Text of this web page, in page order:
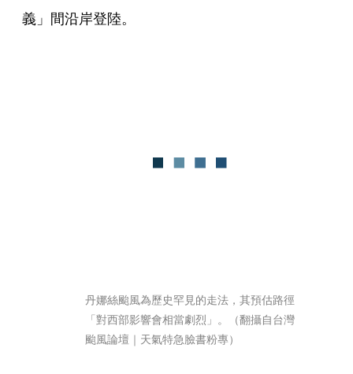
義」間沿岸登陸。
丹娜絲颱風為歷史罕見的走法，其預估路徑
「對西部影響會相當劇烈」。（翻攝自台灣
颱風論壇｜天氣特急臉書粉專）